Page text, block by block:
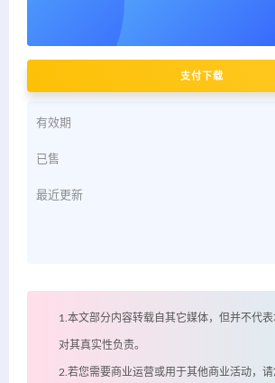
支付下载
有效期
已售
最近更新
1.本文部分内容转载自其它媒体，但并不代
对其真实性负责。
2.若您需要商业运营或用于其他商业活动，